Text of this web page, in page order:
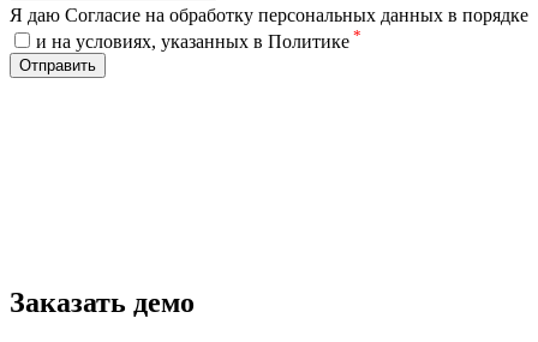
Я даю Согласие на обработку персональных данных в порядке
и на условиях, указанных в Политике *
Отправить
Заказать демо